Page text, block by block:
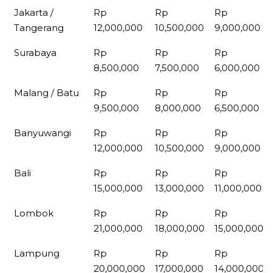
Jakarta /
Tangerang
Rp
12,000,000
Rp
10,500,000
Rp
9,000,000
Surabaya
Rp
8,500,000
Rp
7,500,000
Rp
6,000,000
Malang / Batu
Rp
9,500,000
Rp
8,000,000
Rp
6,500,000
Banyuwangi
Rp
12,000,000
Rp
10,500,000
Rp
9,000,000
Bali
Rp
15,000,000
Rp
13,000,000
Rp
11,000,000
Lombok
Rp
21,000,000
Rp
18,000,000
Rp
15,000,000
Lampung
Rp
20,000,000
Rp
17,000,000
Rp
14,000,000